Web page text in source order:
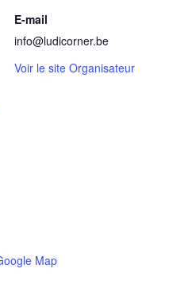
Map
E-mail
info@ludicorner.be
Voir le site Organisateur